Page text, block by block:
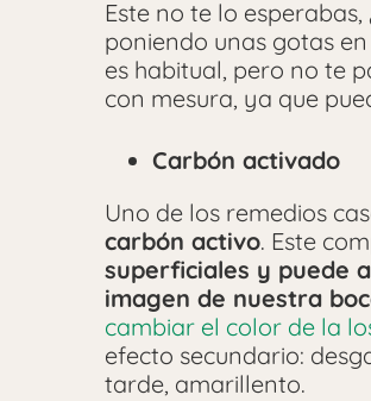
Este no te lo
poniendo unas gotas
es habitual, pero no te
con mesura, ya que
Carbón activado
Uno de los remedios
carbón activo. Este
superficiales y puede
imagen de nuestra
cambiar el color de la
efecto secundario:
tarde, amarillento.